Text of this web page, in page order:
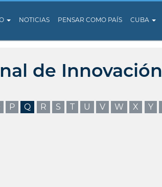
NOTICIAS PENSAR COMO PAÍS CUBA
de Innovación
P Q R S T U V W X Y